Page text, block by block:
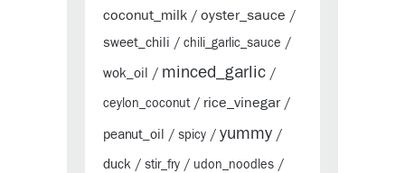
coconut_milk / oyster_sauce /
sweet_chili / chili_garlic_sauce /
wok_oil / minced_garlic /
ceylon_coconut/ rice_vinegar/
peanut_oil / spicy / yummy /
duck / stir_fry / udon_noodles /